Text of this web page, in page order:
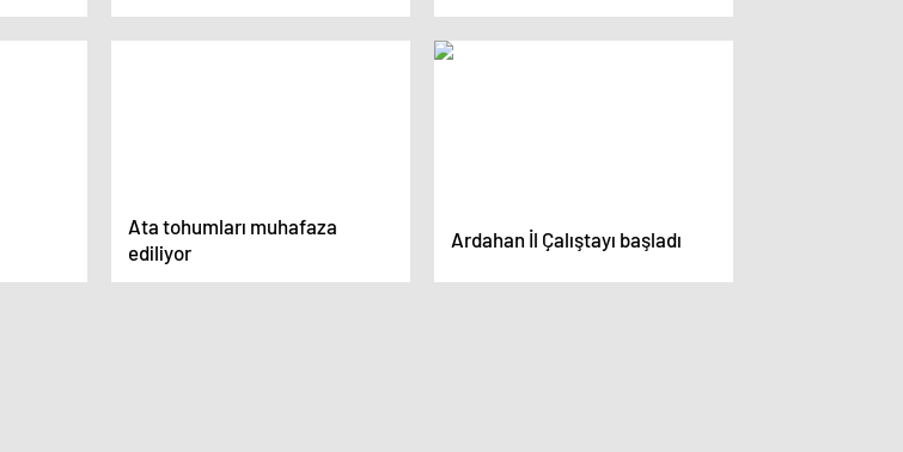
VAR
kazandırdı
Ata tohumları muhafaza
ediliyor
Ardahan İl Çalıştayı başladı